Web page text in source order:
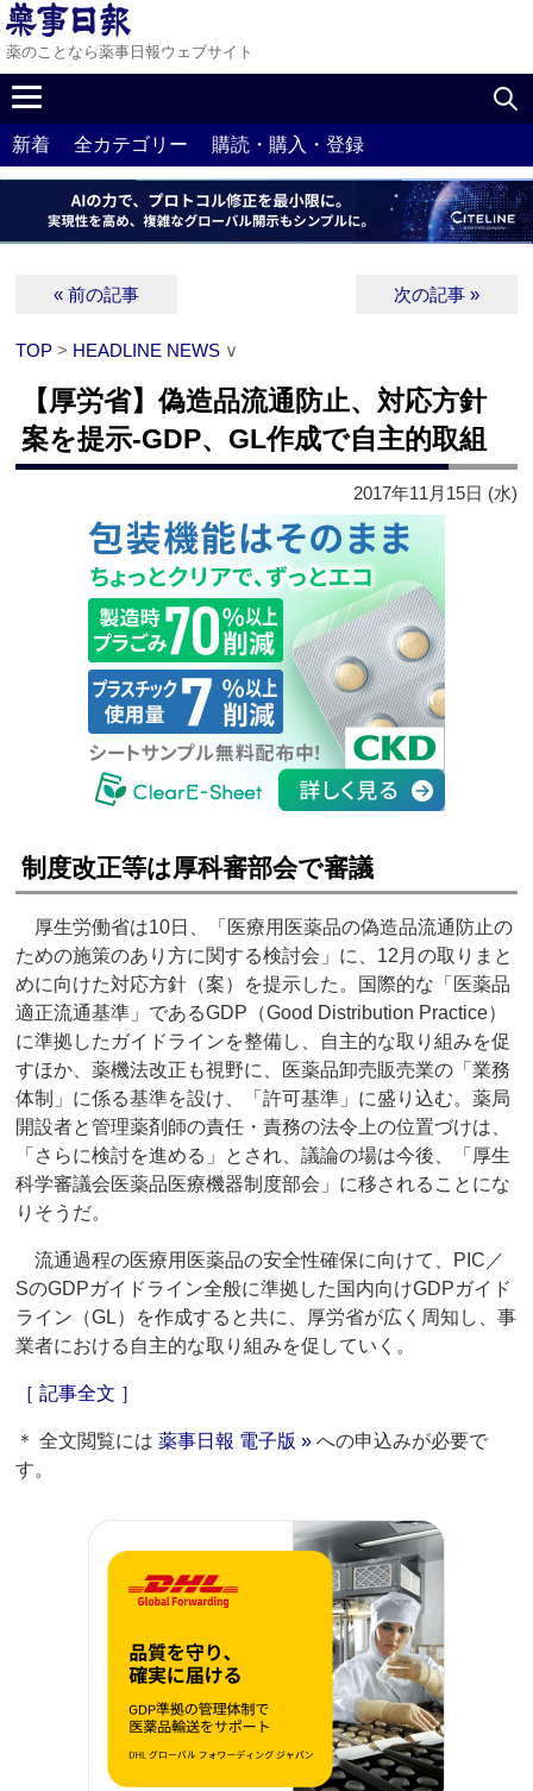
薬のことなら薬事日報ウェブサイト
新着 全カテゴリー 購読・購入・登録
« 前の記事 次の記事 »
TOP > HEADLINE NEWS ∨
【厚労省】偽造品流通防止、対応方針
案を提示‐GDP、GL作成で自主的取組
2017年11月15日 (水)
制度改正等は厚科審部会で審議
厚生労働省は10日、「医療用医薬品の偽造品流通防止の
ための施策のあり方に関する検討会」に、12月の取りまと
めに向けた対応方針（案）を提示した。国際的な「医薬品
適正流通基準」であるGDP（Good Distribution Practice）
に準拠したガイドラインを整備し、自主的な取り組みを促
すほか、薬機法改正も視野に、医薬品卸売販売業の「業務
体制」に係る基準を設け、「許可基準」に盛り込む。薬局
開設者と管理薬剤師の責任・責務の法令上の位置づけは、
「さらに検討を進める」とされ、議論の場は今後、「厚生
科学審議会医薬品医療機器制度部会」に移されることにな
りそうだ。
流通過程の医療用医薬品の安全性確保に向けて、PIC／
SのGDPガイドライン全般に準拠した国内向けGDPガイド
ライン（GL）を作成すると共に、厚労省が広く周知し、事
業者における自主的な取り組みを促していく。
［ 記事全文 ］
＊ 全文閲覧には薬事日報 電子版 » への申込みが必要で
す。